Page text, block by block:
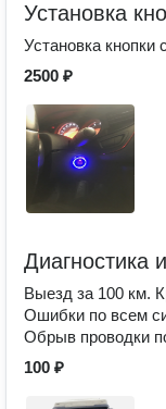
Установка
Установка кнопки
2500 ₽
Диагностика
Выезд за 100 км.
Ошибки по всем
Обрыв проводки
100 ₽